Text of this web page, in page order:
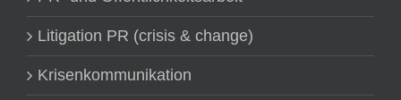
Litigation PR (crisis & change)
Krisenkommunikation